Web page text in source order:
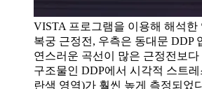
VISTA 프로그램을 이용해 해석한
복궁 근정전, 우측은 동대문 DDP
연스러운 곡선이 많은 근정전보다
구조물인 DDP에서 시각적 스트
란색 영역)가 훨씬 높게 측정되었